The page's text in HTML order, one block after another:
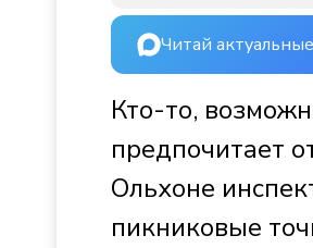
Читай
Кто-то,
предпочитает
Ольхоне
пикниковые